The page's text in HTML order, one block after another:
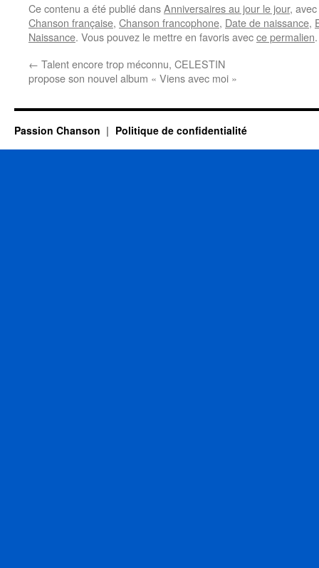
Ce contenu a été publié dansAnniversaires au jour le jour,
Chanson française, Chanson francophone, Date de naissance,
Naissance. Vous pouvez le mettre en favoris avecce permalien.
← Talent encore trop méconnu, CELESTIN
propose son nouvel album « Viens avec moi »
Passion Chanson Politique de confidentialité